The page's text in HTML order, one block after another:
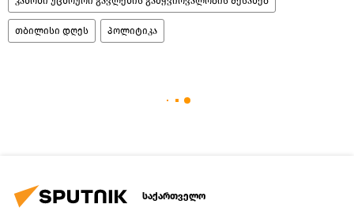
თბილისი დღეს პოლიტიკა
საქართველო